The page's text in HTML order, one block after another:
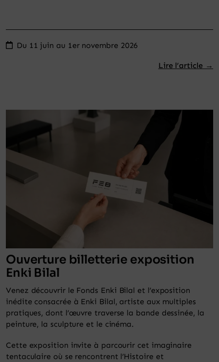
Du 11 juin au 1er novembre 2026
Lire l’article →
Ouverture billetterie exposition
Enki Bilal
Venez découvrir le Fonds Enki Bilal et l’exposition
inédite consacrée à Enki Bilal, artiste aux multiples
pratiques, dont l’œuvre traverse la bande dessinée, la
peinture, la sculpture et le cinéma.
Cette exposition invite à parcourir cet imaginaire
tentaculaire où se rencontrent l’Histoire et